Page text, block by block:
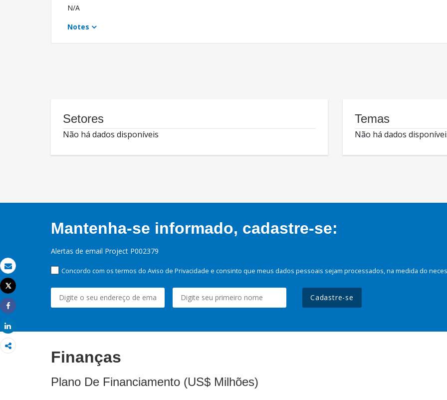
Email
Imprimir
Tweet
Share
N/A
Notes
Setores
Não há dados disponíveis
Temas
Não há dados
Mantenha-se informado, cadastre-se:
Alertas de email Project P002379
Concordo com os termos do Aviso de Privacidade e consinto que meus dados pessoais sejam processados, na medida do
Cadastre-se
Finanças
Plano De Financiamento (US$ Milhões)